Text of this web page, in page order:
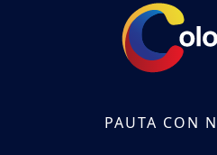
PAUTA CON